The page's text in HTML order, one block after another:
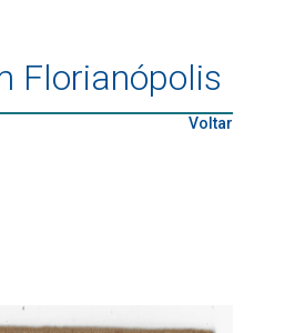
Florianópolis
Voltar